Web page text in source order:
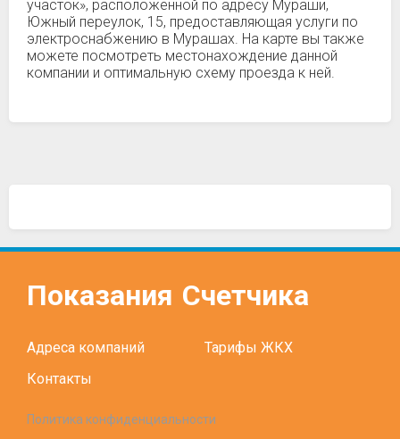
участок», расположенной по адресу Мураши,
Южный переулок, 15, предоставляющая услуги по
электроснабжению в Мурашах. На карте вы также
можете посмотреть местонахождение данной
компании и оптимальную схему проезда к ней.
Показания Счетчика
Адреса компаний
Тарифы ЖКХ
Контакты
Политика конфиденциальности